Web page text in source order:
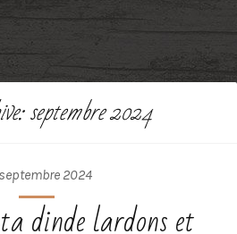
septembre 2024
2024
dinde lardons et